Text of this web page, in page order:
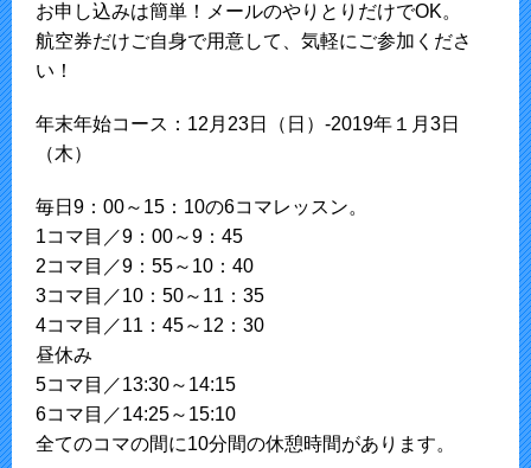
お申し込みは簡単！メールのやりとりだけでOK。
航空券だけご自身で用意して、気軽にご参加くださ
い！
年末年始コース：12月23日（日）-2019年１月3日
（木）
毎日9：00～15：10の6コマレッスン。
1コマ目／9：00～9：45
2コマ目／9：55～10：40
3コマ目／10：50～11：35
4コマ目／11：45～12：30
昼休み
5コマ目／13:30～14:15
6コマ目／14:25～15:10
全てのコマの間に10分間の休憩時間があります。